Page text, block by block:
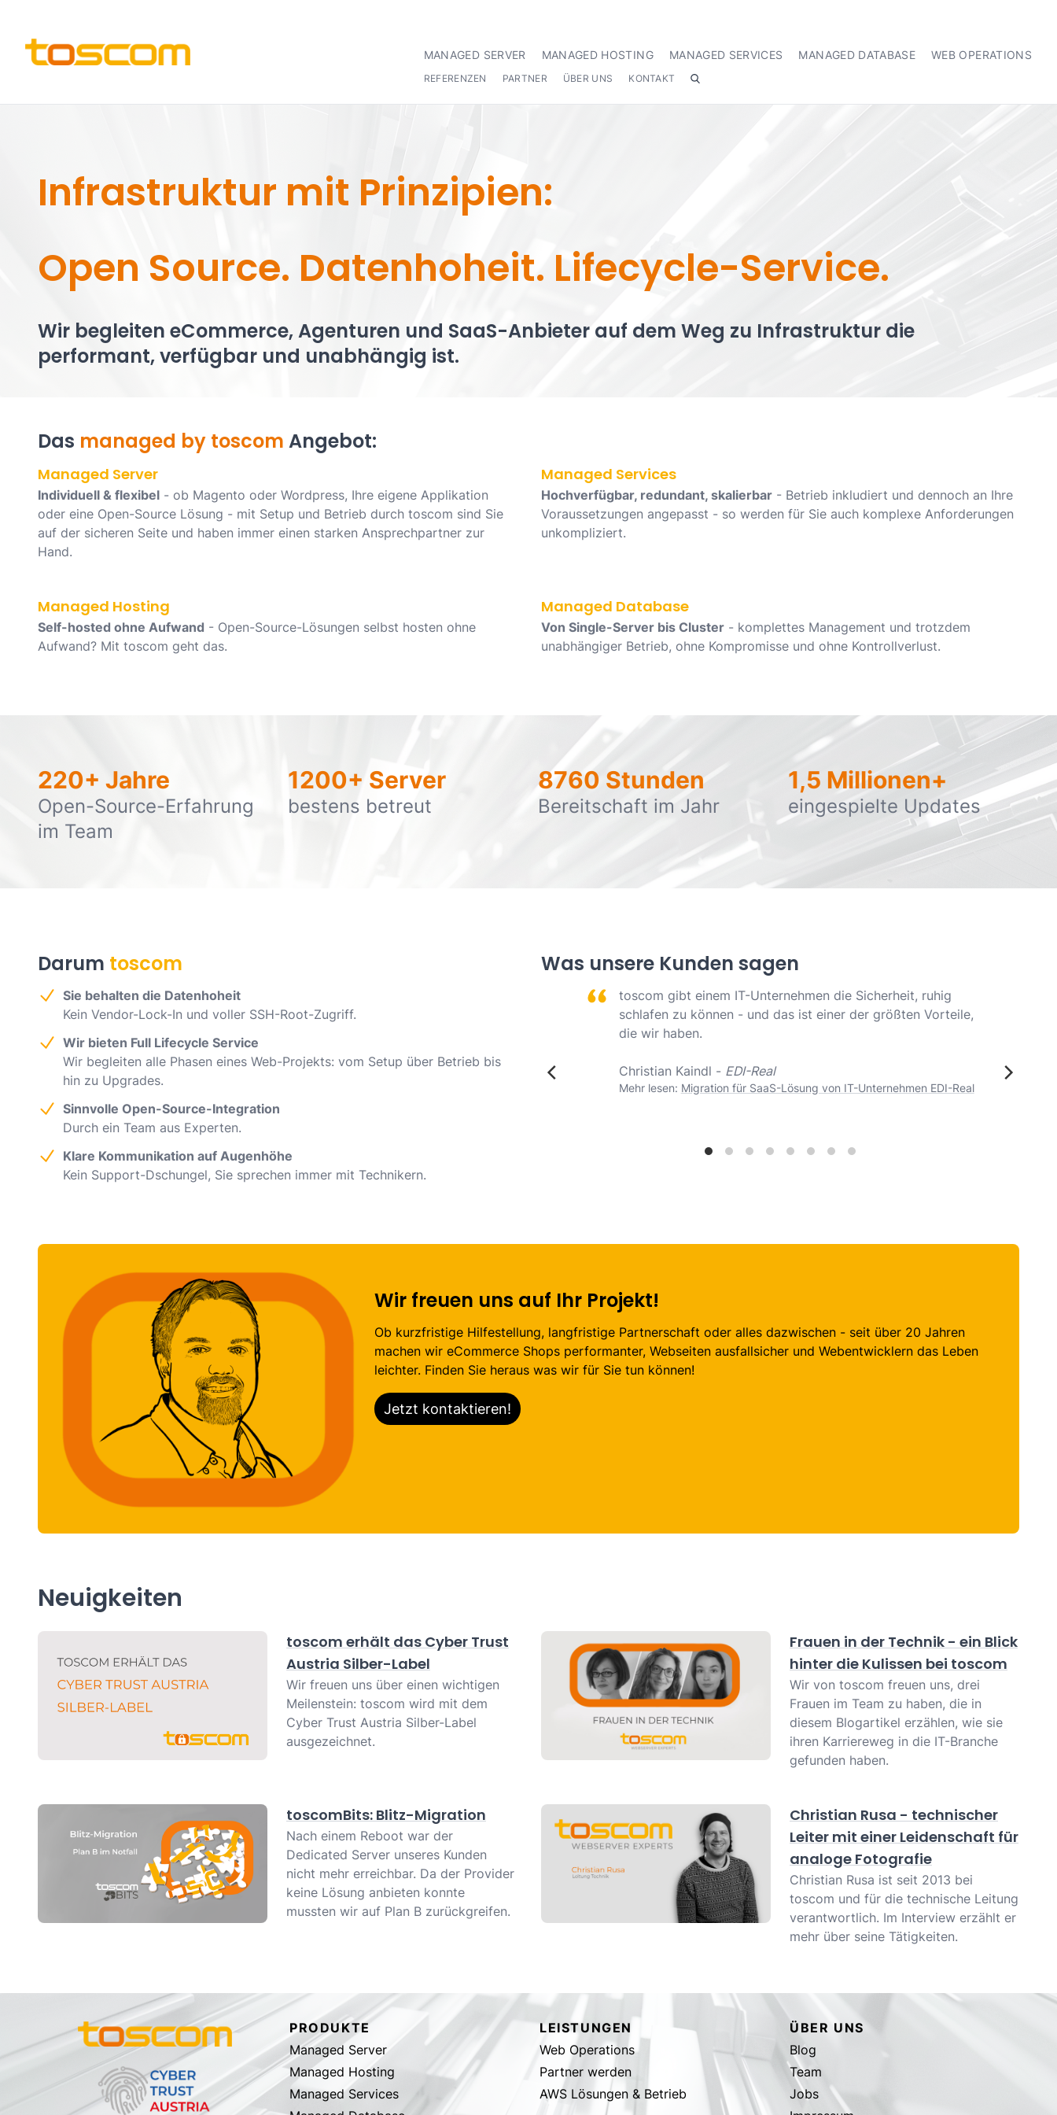
MANAGED SERVER MANAGED HOSTING MANAGED SERVICES MANAGED DATABASE WEB OPERATIONS
REFERENZEN PARTNER ÜBER UNS KONTAKT
Infrastruktur mit Prinzipien:
Open Source. Datenhoheit. Lifecycle-Service.
Wir begleiten eCommerce, Agenturen und SaaS-Anbieter auf dem Weg zu Infrastruktur die
performant, verfügbar und unabhängig ist.
Das managed by toscom Angebot:
Managed Server
Individuell & flexibel - ob Magento oder Wordpress, Ihre eigene Applikation
oder eine Open-Source Lösung - mit Setup und Betrieb durch toscom sind Sie
auf der sicheren Seite und haben immer einen starken Ansprechpartner zur
Hand.
Managed Services
Hochverfügbar, redundant, skalierbar - Betrieb inkludiert und dennoch an Ihre
Voraussetzungen angepasst - so werden für Sie auch komplexe Anforderungen
unkompliziert.
Managed Hosting
Self-hosted ohne Aufwand - Open-Source-Lösungen selbst hosten ohne
Aufwand? Mit toscom geht das.
Managed Database
Von Single-Server bis Cluster - komplettes Management und trotzdem
unabhängiger Betrieb, ohne Kompromisse und ohne Kontrollverlust.
220+ Jahre
Open-Source-Erfahrung
im Team
1200+ Server
bestens betreut
8760 Stunden
Bereitschaft im Jahr
1,5 Millionen+
eingespielte Updates
Darum toscom
Sie behalten die Datenhoheit
Kein Vendor-Lock-In und voller SSH-Root-Zugriff.
Wir bieten Full Lifecycle Service
Wir begleiten alle Phasen eines Web-Projekts: vom Setup über Betrieb bis
hin zu Upgrades.
Sinnvolle Open-Source-Integration
Durch ein Team aus Experten.
Klare Kommunikation auf Augenhöhe
Kein Support-Dschungel, Sie sprechen immer mit Technikern.
Was unsere Kunden sagen
toscom gibt einem IT-Unternehmen die Sicherheit, ruhig
schlafen zu können - und das ist einer der größten Vorteile,
die wir haben.
Christian Kaindl - EDI-Real
Mehr lesen: Migration für SaaS-Lösung von IT-Unternehmen EDI-Real
Wir freuen uns auf Ihr Projekt!
Ob kurzfristige Hilfestellung, langfristige Partnerschaft oder alles dazwischen - seit über 20 Jahren
machen wir eCommerce Shops performanter, Webseiten ausfallsicher und Webentwicklern das Leben
leichter. Finden Sie heraus was wir für Sie tun können!
Jetzt kontaktieren!
Neuigkeiten
toscom erhält das Cyber Trust
Austria Silber-Label
Wir freuen uns über einen wichtigen
Meilenstein: toscom wird mit dem
Cyber Trust Austria Silber-Label
ausgezeichnet.
Frauen in der Technik - ein Blick
hinter die Kulissen bei toscom
Wir von toscom freuen uns, drei
Frauen im Team zu haben, die in
diesem Blogartikel erzählen, wie sie
ihren Karriereweg in die IT-Branche
gefunden haben.
toscomBits: Blitz-Migration
Nach einem Reboot war der
Dedicated Server unseres Kunden
nicht mehr erreichbar. Da der Provider
keine Lösung anbieten konnte
mussten wir auf Plan B zurückgreifen.
Christian Rusa - technischer
Leiter mit einer Leidenschaft für
analoge Fotografie
Christian Rusa ist seit 2013 bei
toscom und für die technische Leitung
verantwortlich. Im Interview erzählt er
mehr über seine Tätigkeiten.
PRODUKTE
Managed Server
Managed Hosting
Managed Services
LEISTUNGEN
Web Operations
Partner werden
AWS Lösungen & Betrieb
ÜBER UNS
Blog
Team
Jobs